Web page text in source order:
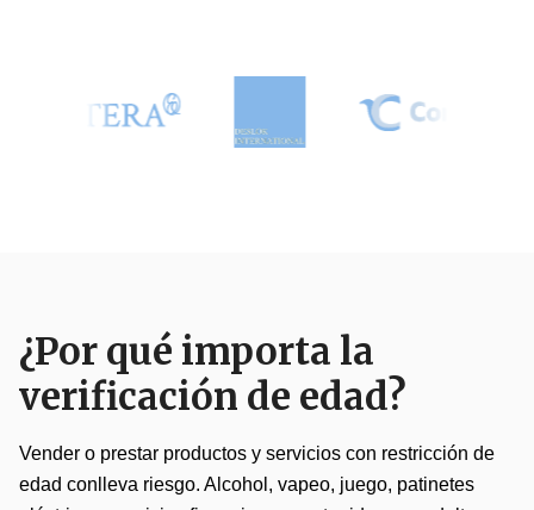
¿Por qué importa la
verificación de edad?
Vender o prestar productos y servicios con restricción de
edad conlleva riesgo. Alcohol, vapeo, juego, patinetes